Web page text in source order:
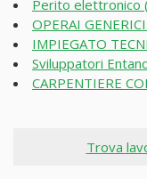
Perito elettronico
OPERAI
IMPIEGATO
Sviluppatori
CARPENTIERE
Trova